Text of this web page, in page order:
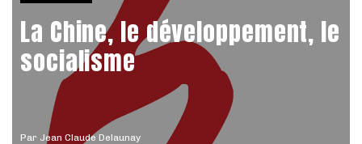
Par Jean Claude Delaunay
La Chine, le développement, le
socialisme